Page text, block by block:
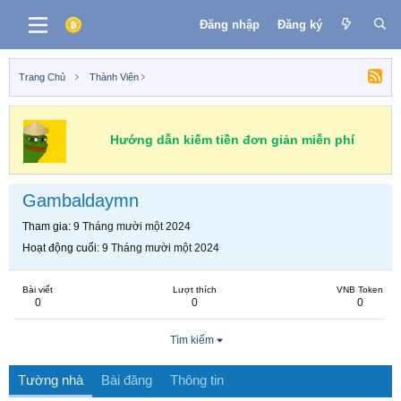
Đăng nhập Đăng ký
Trang Chủ Thành Viên
Hướng dẫn kiếm tiền đơn giản miễn phí
Gambaldaymn
Tham gia 9 Tháng mười một 2024
Hoạt động cuối 9 Tháng mười một 2024
Bài viết
0
Lượt thích
0
VNB Token
0
Tìm kiếm
Tường nhà Bài đăng Thông tin